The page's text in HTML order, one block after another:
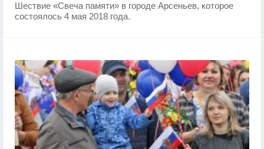
Шествие «Свеча памяти» в городе Арсеньев, которое
состоялось 4 мая 2018 года.